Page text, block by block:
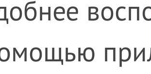
Контакты
+7 (495) 612-11-11, +7 (800) 200-